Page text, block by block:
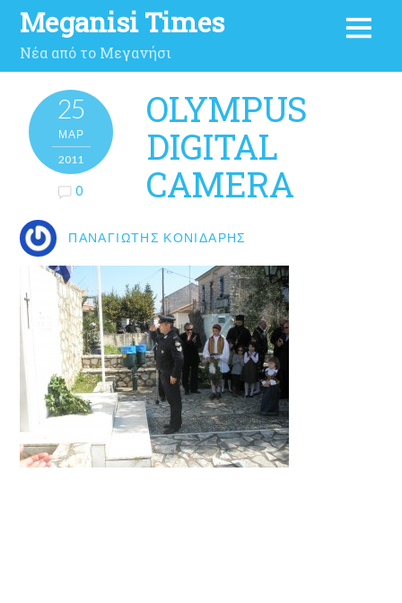
Meganisi Times
Νέα από το Μεγανήσι
25
ΜΑΡ
2011
0
OLYMPUS
DIGITAL
CAMERA
ΠΑΝΑΓΙΏΤΗΣ ΚΟΝΙΔΆΡΗΣ